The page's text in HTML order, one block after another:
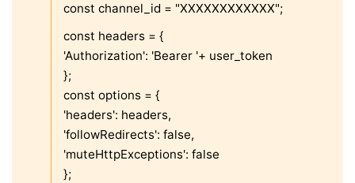
const channel_id = "XXXXXXXXXXXX";
const headers = {
'Authorization': 'Bearer '+ user_token
};
const options = {
'headers': headers,
'followRedirects': false,
'muteHttpExceptions': false
};